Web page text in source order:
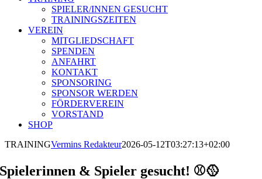
SPIELER/INNEN GESUCHT
TRAININGSZEITEN
VEREIN
MITGLIEDSCHAFT
SPENDEN
ANFAHRT
KONTAKT
SPONSORING
SPONSOR WERDEN
FÖRDERVEREIN
VORSTAND
SHOP
TRAININGVermins Redakteur2026-05-12T03:27:13+02:00
Spielerinnen & Spieler gesucht! ⚾🥎